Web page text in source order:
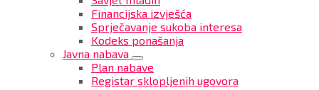
Financijska izvješća
Sprječavanje sukoba interesa
Kodeks ponašanja
Javna nabava
Plan nabave
Registar sklopljenih ugovora